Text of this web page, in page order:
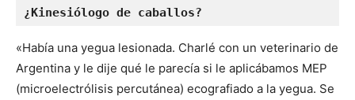
¿Kinesiólogo de caballos?
«Había una yegua lesionada. Charlé con un veterinario de
Argentina y le dije qué le parecía si le aplicábamos MEP
(microelectrólisis percutánea) ecografiado a la yegua. Se